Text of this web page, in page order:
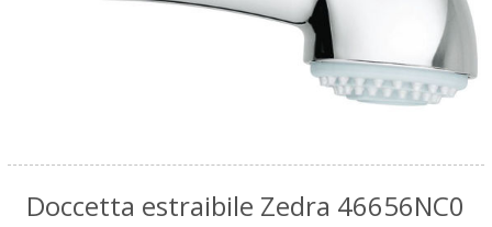
Doccetta estraibile Zedra 46656NC0